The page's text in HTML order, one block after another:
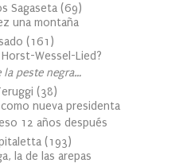
Sagaseta (69)
una montaña
(161 )
Wessel-Lied?
la peste negra…
(38)
nueva presidenta
12 años después
(193)
la de las arepas